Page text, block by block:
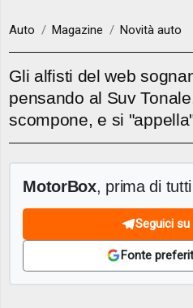
Auto Magazine Novità auto
Gli alfisti del web
pensando al Suv
scompone, e si
MotorBox, prima di
Seguici
Fonte